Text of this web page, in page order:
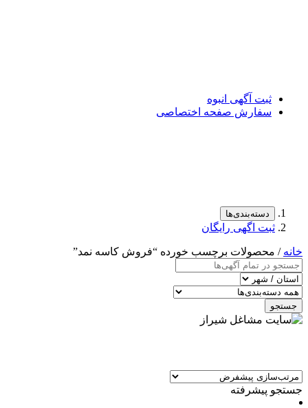
ثبت آگهی انبوه
سفارش صفحه اختصاصی
دسته‌بندی‌ها
ثبت اگهی رایگان
خانه / محصولات برچسب خورده “فروش کاسه نمد”
جستجو
جستجو پیشرفته